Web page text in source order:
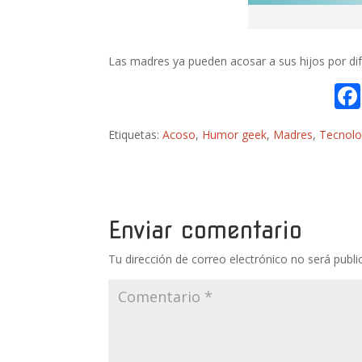
Las madres ya pueden acosar a sus hijos por
Etiquetas:Acoso, Humor geek, Madres,
Enviar comentario
Tu dirección de correo electrónico no será